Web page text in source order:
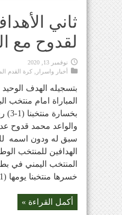
ثاني
لقدوح مع
نوفمبر 13, 2020
أخبار واسرار
كرة القدم
بتسجيله الهدف
المباراة امام منتخب
والواعد محمد قدوح
سبق له ودون اسمه
الهدافين للمنتخب
المنتخب اليمني في
خسرها منتخبنا يومها (1-2) وانتظر ...
أكمل القراءة »